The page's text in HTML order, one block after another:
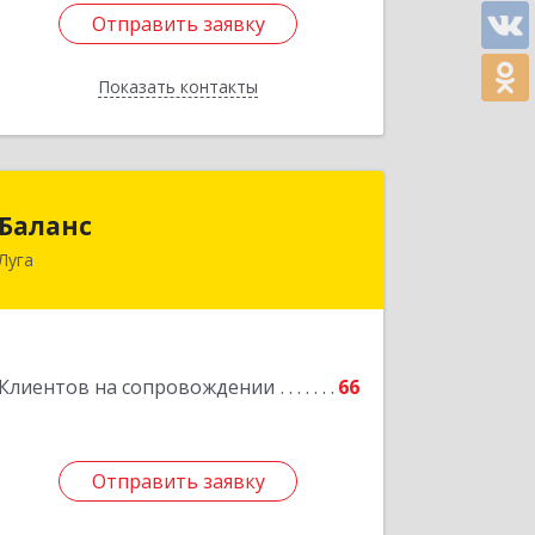
Отправить заявку
Показать контакты
Отправить заявку
Назад
Баланс
Луга
Клиентов на сопровождении 66
Отправить заявку
Отправить заявку